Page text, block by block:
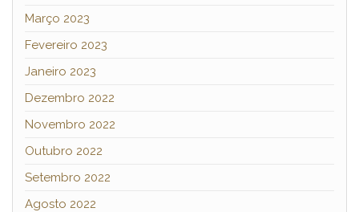
Março 2023
Fevereiro 2023
Janeiro 2023
Dezembro 2022
Novembro 2022
Outubro 2022
Setembro 2022
Agosto 2022